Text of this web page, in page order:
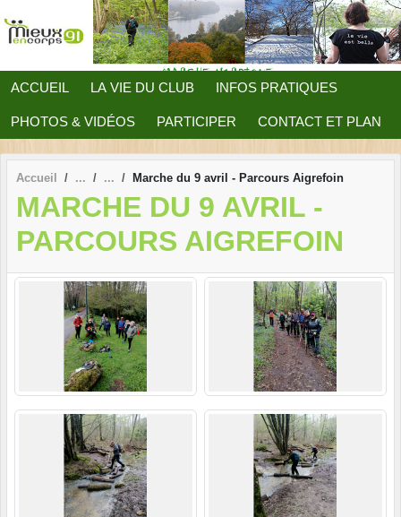
ACCUEIL LA VIE DU CLUB INFOS PRATIQUES
PHOTOS & VIDÉOS PARTICIPER CONTACT ET PLAN
Accueil Marche du 9 avril - Parcours Aigrefoin
MARCHE DU 9 AVRIL -
PARCOURS AIGREFOIN
Panneau de gestion des cookies